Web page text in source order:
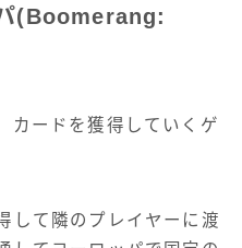
(Boomerang:
カードを獲得していくゲ
して隣のプレイヤーに渡